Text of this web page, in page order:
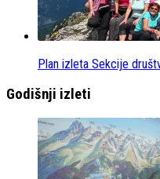
Plan izleta Sekcije
Godišnji izleti